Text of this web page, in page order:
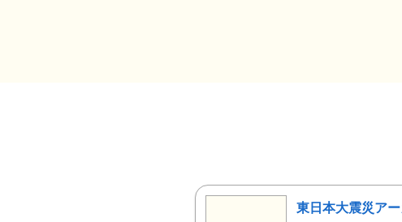
東日本大震災ア